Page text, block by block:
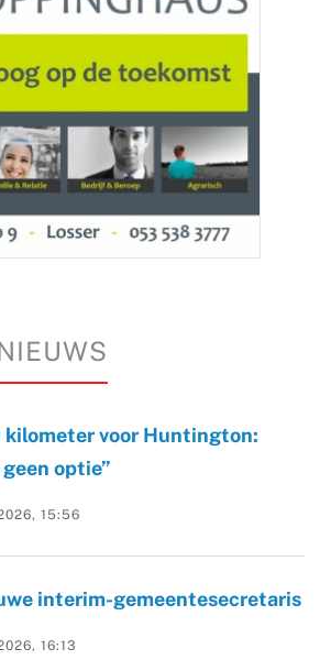
kilometer voor Huntington:
optie”
15:56
interim-gemeentesecretaris
16:13